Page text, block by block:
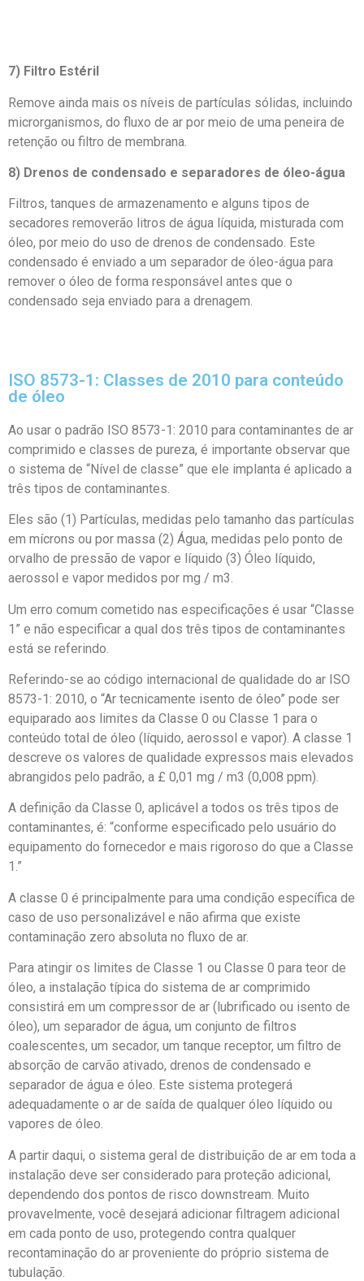
7) Filtro Estéril
Remove ainda mais os níveis de partículas sólidas, incluindo
microrganismos, do fluxo de ar por meio de uma peneira de
retenção ou filtro de membrana.
8) Drenos de condensado e separadores de óleo-água
Filtros, tanques de armazenamento e alguns tipos de
secadores removerão litros de água líquida, misturada com
óleo, por meio do uso de drenos de condensado. Este
condensado é enviado a um separador de óleo-água para
remover o óleo de forma responsável antes que o
condensado seja enviado para a drenagem.
ISO 8573-1: Classes de 2010 para conteúdo
de óleo
Ao usar o padrão ISO 8573-1: 2010 para contaminantes de ar
comprimido e classes de pureza, é importante observar que
o sistema de “Nível de classe” que ele implanta é aplicado a
três tipos de contaminantes.
Eles são (1) Partículas, medidas pelo tamanho das partículas
em mícrons ou por massa (2) Água, medidas pelo ponto de
orvalho de pressão de vapor e líquido (3) Óleo líquido,
aerossol e vapor medidos por mg / m3.
Um erro comum cometido nas especificações é usar “Classe
1” e não especificar a qual dos três tipos de contaminantes
está se referindo.
Referindo-se ao código internacional de qualidade do ar ISO
8573-1: 2010, o “Ar tecnicamente isento de óleo” pode ser
equiparado aos limites da Classe 0 ou Classe 1 para o
conteúdo total de óleo (líquido, aerossol e vapor). A classe 1
descreve os valores de qualidade expressos mais elevados
abrangidos pelo padrão, a £ 0,01 mg / m3 (0,008 ppm).
A definição da Classe 0, aplicável a todos os três tipos de
contaminantes, é: “conforme especificado pelo usuário do
equipamento do fornecedor e mais rigoroso do que a Classe
1.”
A classe 0 é principalmente para uma condição específica de
caso de uso personalizável e não afirma que existe
contaminação zero absoluta no fluxo de ar.
Para atingir os limites de Classe 1 ou Classe 0 para teor de
óleo, a instalação típica do sistema de ar comprimido
consistirá em um compressor de ar (lubrificado ou isento de
óleo), um separador de água, um conjunto de filtros
coalescentes, um secador, um tanque receptor, um filtro de
absorção de carvão ativado, drenos de condensado e
separador de água e óleo. Este sistema protegerá
adequadamente o ar de saída de qualquer óleo líquido ou
vapores de óleo.
A partir daqui, o sistema geral de distribuição de ar em toda a
instalação deve ser considerado para proteção adicional,
dependendo dos pontos de risco downstream. Muito
provavelmente, você desejará adicionar filtragem adicional
em cada ponto de uso, protegendo contra qualquer
recontaminação do ar proveniente do próprio sistema de
tubulação.